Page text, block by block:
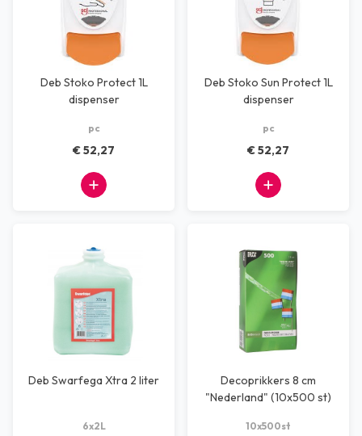
Deb Stoko Protect 1L
dispenser
pc
€ 52,27
Deb Stoko Sun Protect 1L
dispenser
pc
€ 52,27
Deb Swarfega Xtra 2 liter
6x2L
Decoprikkers 8 cm
"Nederland" (10x500 st)
10x500st